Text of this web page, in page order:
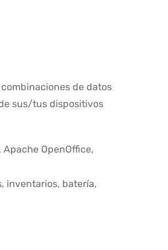
de datos
sus/tus dispositivos
OpenOffice,
inventarios, batería,